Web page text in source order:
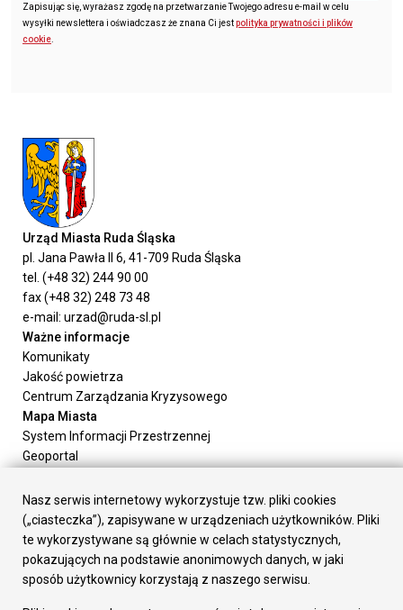
Zapisując się, wyrażasz zgodę na przetwarzanie Twojego adresu e-mail w celu
wysyłki newslettera i oświadczasz że znana Ci jestpolityka prywatności i plików
cookie
Urząd Miasta Ruda Śląska
pl. Jana Pawła II 6, 41-709 Ruda Śląska
tel. (+48 32) 244 90 00
fax (+48 32) 248 73 48
e-mail: urzad@ruda-sl.pl
Ważne informacje
Komunikaty
Jakość powietrza
Centrum Zarządzania Kryzysowego
Mapa Miasta
System Informacji Przestrzennej
Geoportal
Załatw sprawę
Prezydent Miasta
Rada Miasta
Wydziały
Elektroniczna Skrzynka Podawcza
Nasz serwis internetowy wykorzystuje tzw. pliki cookies
(„ciasteczka”), zapisywane w urządzeniach użytkowników. Pliki
te wykorzystywane są głównie w celach statystycznych,
pokazujących na podstawie anonimowych danych, w jaki
sposób użytkownicy korzystają z naszego serwisu.